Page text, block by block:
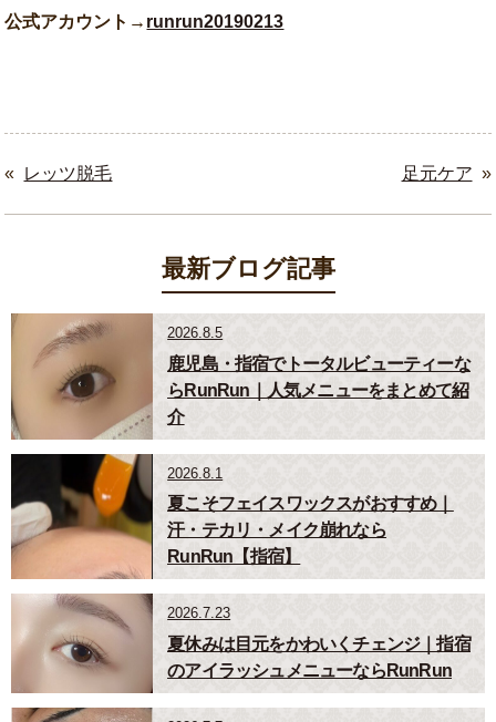
公式アカウント→ runrun20190213
« レッツ脱毛 »
足元ケア
最新ブログ記事
2026.8.5
鹿児島・指宿でトータルビューティーな
らRunRun｜人気メニューをまとめて紹
介
2026.8.1
夏こそフェイスワックスがおすすめ｜
汗・テカリ・メイク崩れなら
RunRun【指宿】
2026.7.23
夏休みは目元をかわいくチェンジ｜指宿
のアイラッシュメニューならRunRun